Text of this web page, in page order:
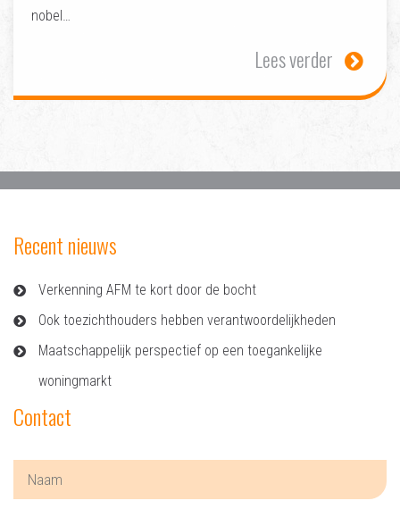
nobel…
Lees verder
Recent nieuws
Verkenning AFM te kort door de bocht
Ook toezichthouders hebben verantwoordelijkheden
Maatschappelijk perspectief op een toegankelijke
woningmarkt
Contact